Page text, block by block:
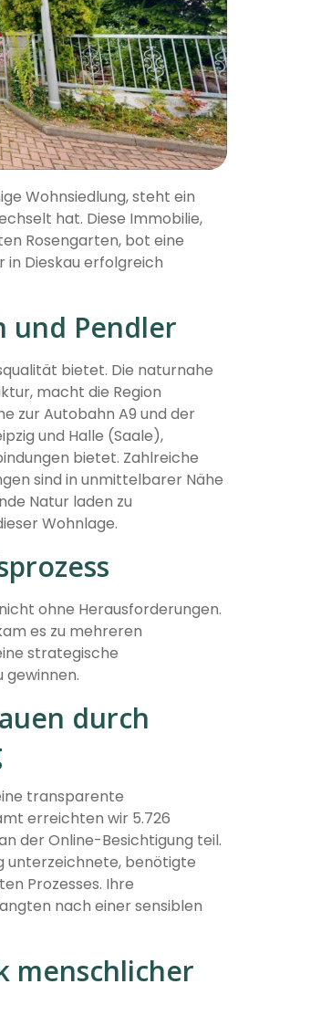
Wohnsiedlung, steht ein
hat. Diese Immobilie,
Rosengarten, bot eine
in Dieskau erfolgreich
und Pendler
bietet. Die naturnahe
macht die Region
zur Autobahn A9 und der
und Halle (Saale),
bietet. Zahlreiche
sind in unmittelbarer Nähe
Natur laden zu
Wohnlage.
ohne Herausforderungen.
es zu mehreren
strategische
gewinnen.
durch
transparente
erreichten wir 5.726
der Online-Besichtigung teil.
unterzeichnete, benötigte
Prozesses. Ihre
nach einer sensiblen
menschlicher